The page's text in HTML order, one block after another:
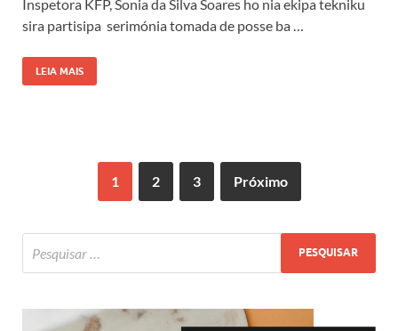
Inspetora KFP, Sonia da Silva Soares ho nia ekipa tekniku
sira partisipa serimónia tomada de posse ba …
LEIA MAIS
1 2 3 Próximo